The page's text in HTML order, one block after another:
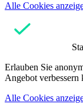
Alle Cookies
Erlauben Sie
Angebot verbessern
Alle Cookies